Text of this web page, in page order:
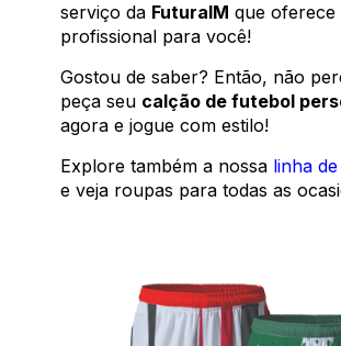
serviço da FuturaIM que oferece
profissional para você!
Gostou de saber? Então, não
peça seu calção de futebol
agora e jogue com estilo!
Explore também a nossa linha
e veja roupas para todas as